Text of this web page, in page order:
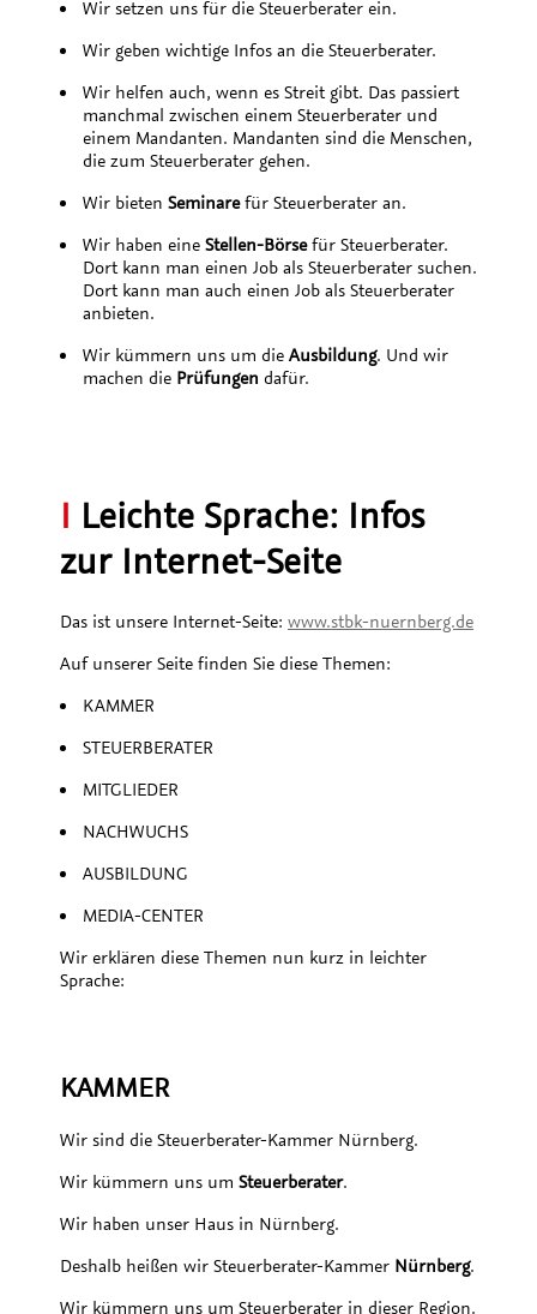
Wir setzen uns für die Steuerberater ein.
Wir geben wichtige Infos an die Steuerberater.
Wir helfen auch, wenn es Streit gibt. Das passiert
manchmal zwischen einem Steuerberater und
einem Mandanten. Mandanten sind die Menschen,
die zum Steuerberater gehen.
Wir bieten Seminarefür Steuerberater an.
Wir haben eine Stellen-Börsefür Steuerberater.
Dort kann man einen Job als Steuerberater suchen.
Dort kann man auch einen Job als Steuerberater
anbieten.
Wir kümmern uns um die Ausbildung. Und wir
machen die Prüfungen dafür.
I Leichte Sprache: Infos
zur Internet-Seite
Das ist unsere Internet-Seite: www.stbk-nuernberg.de
Auf unserer Seite finden Sie diese Themen:
KAMMER
STEUERBERATER
MITGLIEDER
NACHWUCHS
AUSBILDUNG
MEDIA-CENTER
Wir erklären diese Themen nun kurz in leichter
Sprache:
KAMMER
Wir sind die Steuerberater-Kammer Nürnberg.
Wir kümmern uns um Steuerberater.
Wir haben unser Haus in Nürnberg.
Deshalb heißen wir Steuerberater-Kammer Nürnberg.
Wir kümmern uns um Steuerberater in dieser Region.